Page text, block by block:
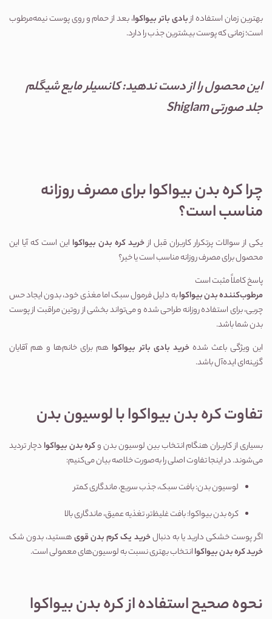
بهترین زمان استفاده ازبادی باتر بیواکوا، بعد از حمام و روی پوست نیمه‌مرطوب
است؛ زمانی که پوست بیشترین جذب را دارد.
این محصول را از دست ندهید:کانسیلر مایع شیگلم
جلد صورتی Shiglam
چرا کره بدن بیواکوا برای مصرف روزانه
مناسب است؟
یکی از سوالات پرتکرار کاربران قبل ازخرید کره بدن بیواکوا این است که آیا این
محصول برای مصرف روزانه مناسب است یا خیر؟
پاسخ کاملاً مثبت است
مرطوب‌کننده بدن بیواکوابه دلیل فرمول سبک اما مغذی خود، بدون ایجاد حس
چربی، برای استفاده روزانه طراحی شده و می‌تواند بخشی از روتین مراقبت از پوست
بدن شما باشد.
این ویژگی باعث شدهخرید بادی باتر بیواکوا هم برای خانم‌ها و هم آقایان
گزینه‌ای ایده‌آل باشد.
تفاوت کره بدن بیواکوا با لوسیون بدن
بسیاری از کاربران هنگام انتخاب بین لوسیون بدن وکره بدن بیواکوا دچار تردید
می‌شوند. در اینجا تفاوت اصلی را به‌صورت خلاصه بیان می‌کنیم:
لوسیون بدن: بافت سبک، جذب سریع، ماندگاری کمتر
کره بدن بیواکوا: بافت غلیظ‌تر، تغذیه عمیق، ماندگاری بالا
اگر پوست خشکی دارید یا به دنبالخرید یک کرم بدن قویهستید، بدون شک
خرید کره بدن بیواکواانتخاب بهتری نسبت به لوسیون‌های معمولی است.
نحوه صحیح استفاده از کره بدن بیواکوا